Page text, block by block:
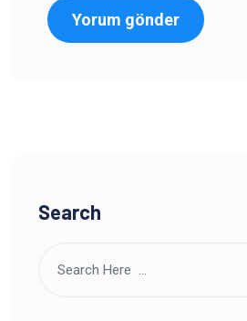
Search